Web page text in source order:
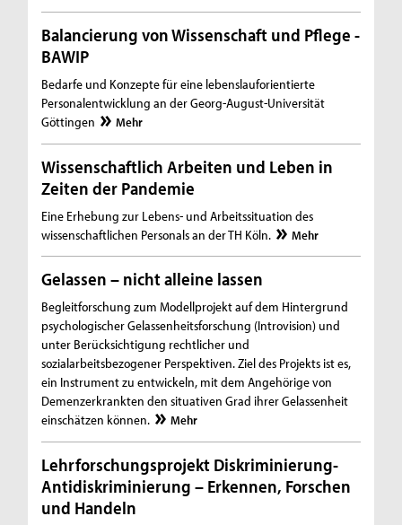
Balancierung von Wissenschaft und Pflege -
BAWIP
Bedarfe und Konzepte für eine lebenslauforientierte
Personalentwicklung an der Georg-August-Universität
Göttingen
Mehr
Wissenschaftlich Arbeiten und Leben in
Zeiten der Pandemie
Eine Erhebung zur Lebens- und Arbeitssituation des
wissenschaftlichen Personals an der TH Köln.
Mehr
Gelassen – nicht alleine lassen
Begleitforschung zum Modellprojekt auf dem Hintergrund
psychologischer Gelassenheitsforschung (Introvision) und
unter Berücksichtigung rechtlicher und
sozialarbeitsbezogener Perspektiven. Ziel des Projekts ist es,
ein Instrument zu entwickeln, mit dem Angehörige von
Demenzerkrankten den situativen Grad ihrer Gelassenheit
einschätzen können.
Mehr
Lehrforschungsprojekt Diskriminierung-
Antidiskriminierung – Erkennen, Forschen
und Handeln